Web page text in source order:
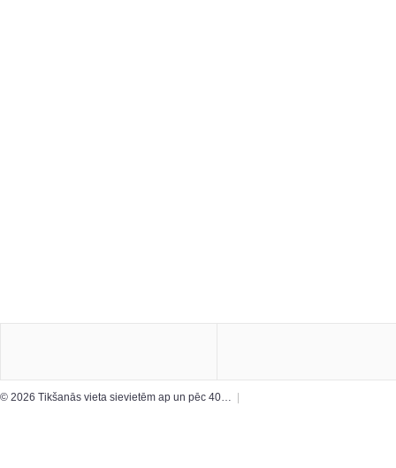
© 2026 Tikšanās vieta sievietēm ap un pēc 40…